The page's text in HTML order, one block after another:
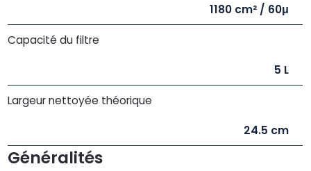
1180 cm² / 60μ
Capacité du filtre
5 L
Largeur nettoyée théorique
24.5 cm
Généralités